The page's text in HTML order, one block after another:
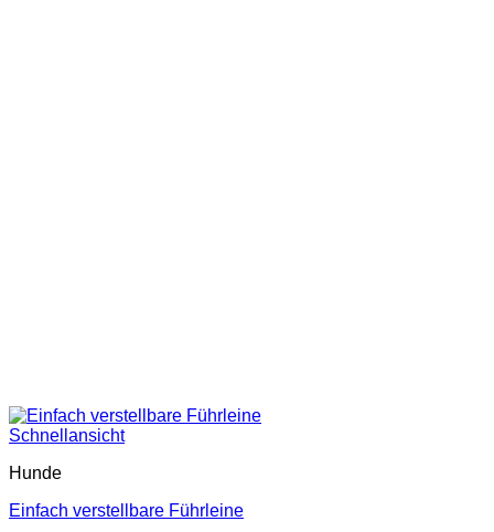
Schnellansicht
Hunde
Einfach verstellbare Führleine